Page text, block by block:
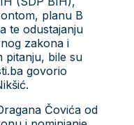
planu B
te odustajanju
zakona i
pitanju, bile su
govorio
Čovića od